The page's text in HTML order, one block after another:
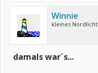
Winnie
kleines Nordlicht
damals war´s...